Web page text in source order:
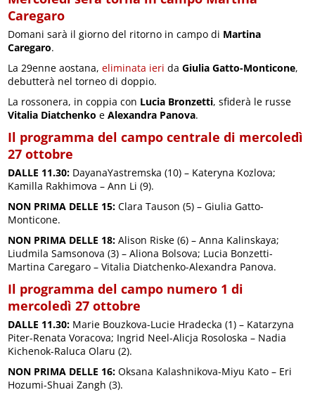
Caregaro
Domani sarà il giorno del ritorno in campo di Martina
Caregaro.
La 29enne aostana,eliminata ieri daGiulia Gatto-Monticone,
debutterà nel torneo di doppio.
La rossonera, in coppia con Lucia Bronzetti, sfiderà le russe
Vitalia Diatchenko eAlexandra Panova.
Il programma del campo centrale di mercoledì
27 ottobre
DALLE 11.30: DayanaYastremska (10) – Kateryna Kozlova;
Kamilla Rakhimova – Ann Li (9).
NON PRIMA DELLE 15: Clara Tauson (5) – Giulia Gatto-
Monticone.
NON PRIMA DELLE 18: Alison Riske (6) – Anna Kalinskaya;
Liudmila Samsonova (3) – Aliona Bolsova; Lucia Bonzetti-
Martina Caregaro – Vitalia Diatchenko-Alexandra Panova.
Il programma del campo numero 1 di
mercoledì 27 ottobre
DALLE 11.30: Marie Bouzkova-Lucie Hradecka (1) – Katarzyna
Piter-Renata Voracova; Ingrid Neel-Alicja Rosoloska – Nadia
Kichenok-Raluca Olaru (2).
NON PRIMA DELLE 16: Oksana Kalashnikova-Miyu Kato – Eri
Hozumi-Shuai Zangh (3).